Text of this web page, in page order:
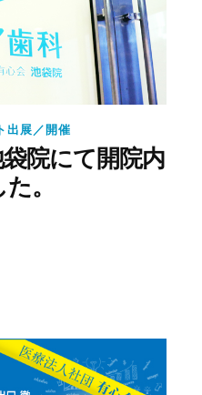
出展／開催
袋院にて開院内
。